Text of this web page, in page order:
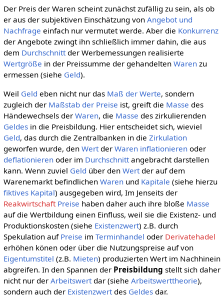
Der Preis der Waren scheint zunächst zufällig zu sein, als ob
er aus der subjektiven Einschätzung von Angebot und
Nachfrage einfach nur vermutet werde. Aber die Konkurrenz
der Angebote zwingt ihn schließlich immer dahin, die aus
dem Durchschnittder Werbemessungen realisierte
Wertgröße in der Preissumme der gehandelten Warenzu
ermessen (siehe Geld).
Weil Geld eben nicht nur das Maß der Werte, sondern
zugleich der Maßstab der Preise ist, greift die Masse des
Händewechsels der Waren, die Masse des zirkulierenden
Geldesin die Preisbildung. Hier entscheidet sich, wieviel
Geld, das durch die Zentralbanken in die Zirkulation
geworfen wurde, den Wertder Waren inflationierenoder
deflationierenoder im Durchschnittangebracht darstellen
kann. Wenn zuviel Geld über den Wertder auf dem
Warenemarkt befindlichen Warenund Kapitale (siehe hierzu
fiktives Kapital) ausgegeben wird, Im Jenseits der
Reakwirtschaft Preise haben daher auch ihre bloße Masse
auf die Wertbildung einen Einfluss, weil sie die Existenz- und
Produktionskosten (siehe Existenzwert) z.B. durch
Spekulation auf Preise im Terminhandel oder Derivatehadel
erhöhen könen oder über die Nutzungspreise auf von
Eigentumstitel (z.B. Mieten) produzierten Wert im Nachhinein
abgreifen. In den Spannen der Preisbildung stellt sich daher
nicht nur der Arbeitswertdar (siehe Arbeitswerttheorie),
sondern auch der Existenzwertdes Geldesdar.